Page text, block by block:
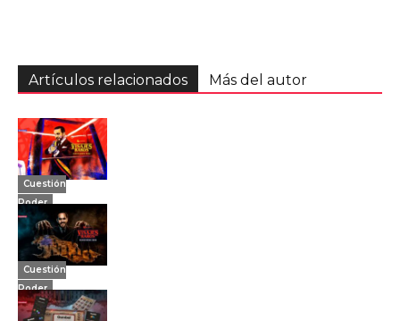
Artículos relacionados Más del autor
Cuestión
Poder
Cuestión
Poder